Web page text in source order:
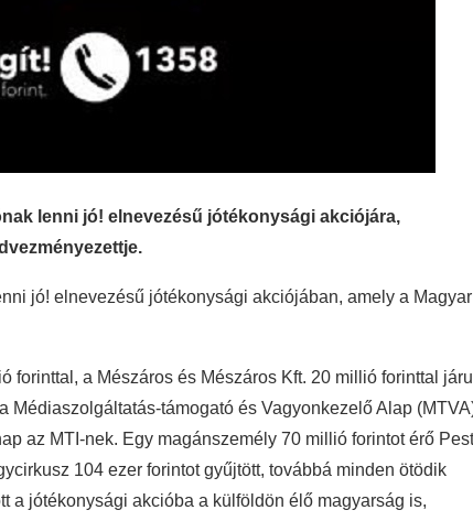
lenni jó! elnevezésű jótékonysági akciójára,
jó! elnevezésű jótékonysági akciójában, amely a Magyar
forinttal, a Mészáros és Mészáros Kft. 20 millió forinttal
támogató és Vagyonkezelő Alap
az MTI-nek. Egy magánszemély 70 millió forintot érő Pest
104 ezer forintot gyűjtött, továbbá minden ötödik
a jótékonysági akcióba a külföldön élő magyarság is,